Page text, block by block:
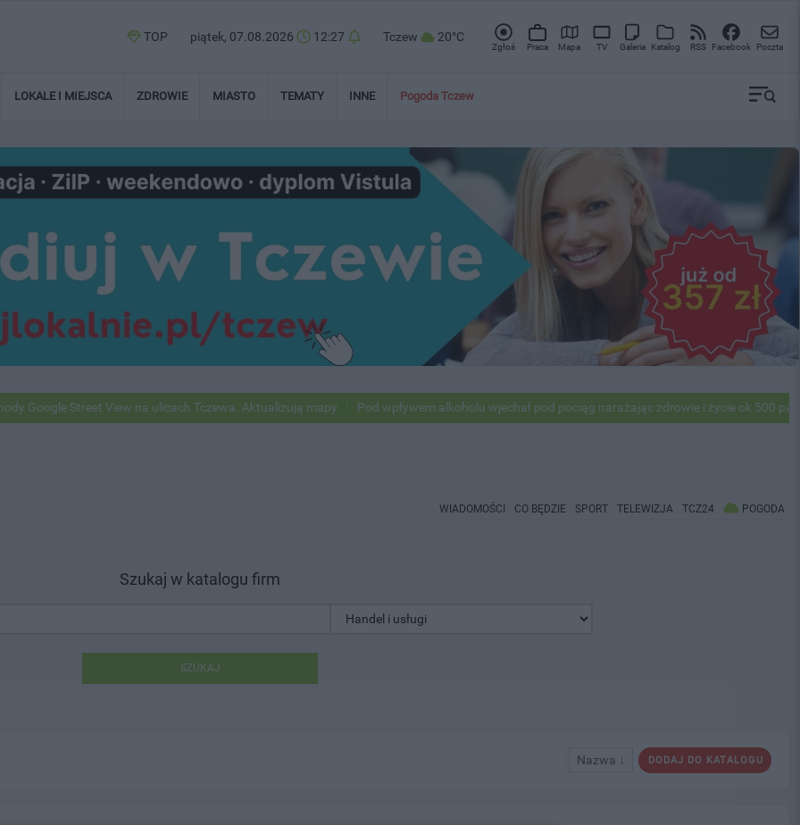
TOP piątek, 07.08.2026 12:27 Tczew 20°C
Zgłoś Praca Mapa TV Galeria Katalog RSS Facebook Poczta
LOKALE I MIEJSCA ZDROWIE MIASTO TEMATY INNE Pogoda Tczew
Street View na ulicach Tczewa. Aktualizują mapy Pod wpływem alkoholu wjechał pod pociąg narażając zdrowie i życie ok 500
WIADOMOŚCI CO BĘDZIE SPORT TELEWIZJA TCZ24 POGODA
Szukaj w katalogu firm
SZUKAJ
DODAJ DO KATALOGU
Nazwa ↓